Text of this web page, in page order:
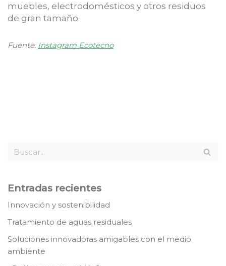
muebles, electrodomésticos y otros residuos
de gran tamaño.
Fuente: Instagram Ecotecno
Entradas recientes
Innovación y sostenibilidad
Tratamiento de aguas residuales
Soluciones innovadoras amigables con el medio
ambiente